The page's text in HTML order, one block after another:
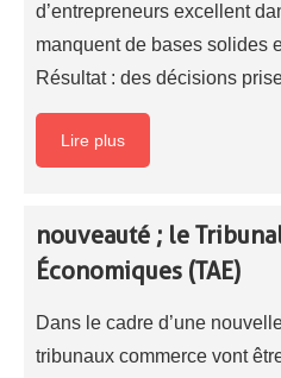
d’entrepreneurs excellent
manquent de bases solides
Résultat : des décisions
Lire plus
nouveauté ; le
Économiques (TAE)
Dans le cadre d’une
tribunaux commerce vont